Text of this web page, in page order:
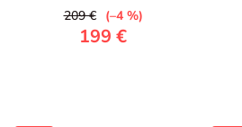
199 €
209 € (–4 %)